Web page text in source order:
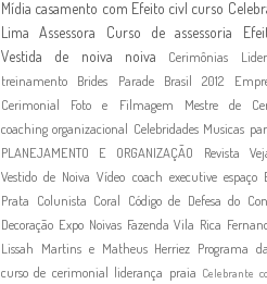
Mídia casamento com Efeito civl curso
Lima Assessora
Curso de assessoria
Vestida de noiva
noiva Cerimônias
treinamento
Brides Parade Brasil 2012
Cerimonial
Foto e Filmagem
Mestre de
coaching organizacional Celebridades Musicas
PLANEJAMENTO E ORGANIZAÇÃO
Revista
Vestido de Noiva Vídeo coach executive espaço
Prata Colunista Coral Código de Defesa do
Decoração Expo Noivas Fazenda Vila Rica
Lissah Martins e Matheus Herriez Programa
curso de cerimonial liderança praia Celebrante